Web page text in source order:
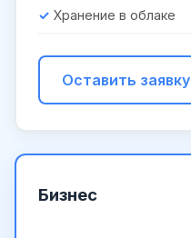
Хранение в облаке
Оставить заявку
Бизнес